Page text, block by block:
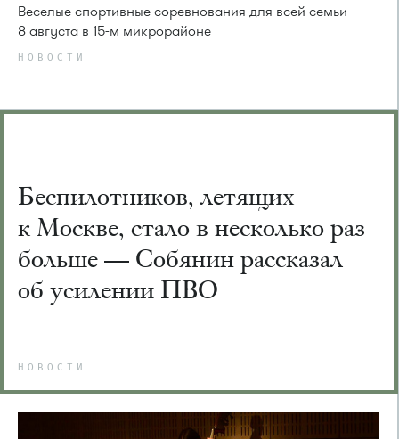
Веселые спортивные соревнования для всей семьи —
8 августа в 15-м микрорайоне
НОВОСТИ
Беспилотников, летящих
к Москве, стало в несколько раз
больше — Собянин рассказал
об усилении ПВО
НОВОСТИ